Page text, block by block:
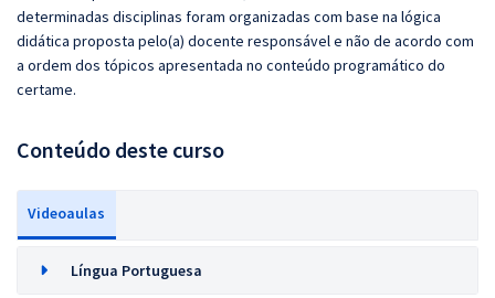
determinadas disciplinas foram organizadas com base na lógica
didática proposta pelo(a) docente responsável e não de acordo com
a ordem dos tópicos apresentada no conteúdo programático do
certame.
Conteúdo deste curso
Videoaulas
Língua Portuguesa